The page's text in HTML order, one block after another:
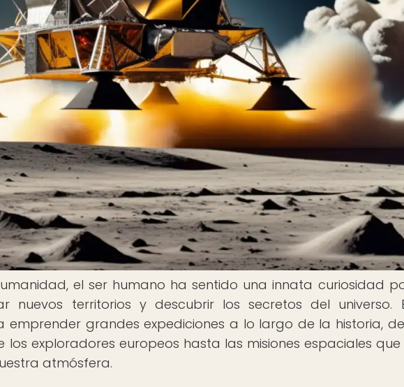
el ser humano ha sentido una innata curiosidad
nuevos territorios y descubrir los secretos del universo.
emprender grandes expediciones a lo largo de la historia,
exploradores europeos hasta las misiones espaciales que
atmósfera.